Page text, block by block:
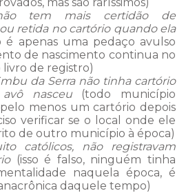
tem mais certidão de
retida no cartório quando ela
é apenas uma pedaço avulso
de nascimento continua no
livro de registro)
da Serra não tinha cartório
nasceu(todo município
menos um cartório depois
verificar se o local onde ele
de outro município à época)
católicos, não registravam
(isso é falso, ninguém tinha
naquela época, é
daquele tempo)